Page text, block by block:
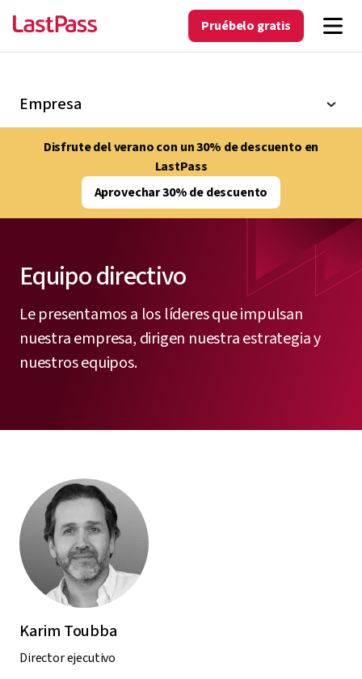
Pruébelo gratis
Empresa
Disfrute del verano con un 30% de descuento en
LastPass
Aprovechar 30% de descuento
Equipo directivo
Le presentamos a los líderes que impulsan
nuestra empresa, dirigen nuestra estrategia y
nuestros equipos.
Karim Toubba
Director ejecutivo